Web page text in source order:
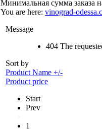
Минимальная сумма заказа
You are here: vinograd-
Message
404 The
Sort by
Product Name +/-
Product price
Start
Prev
1